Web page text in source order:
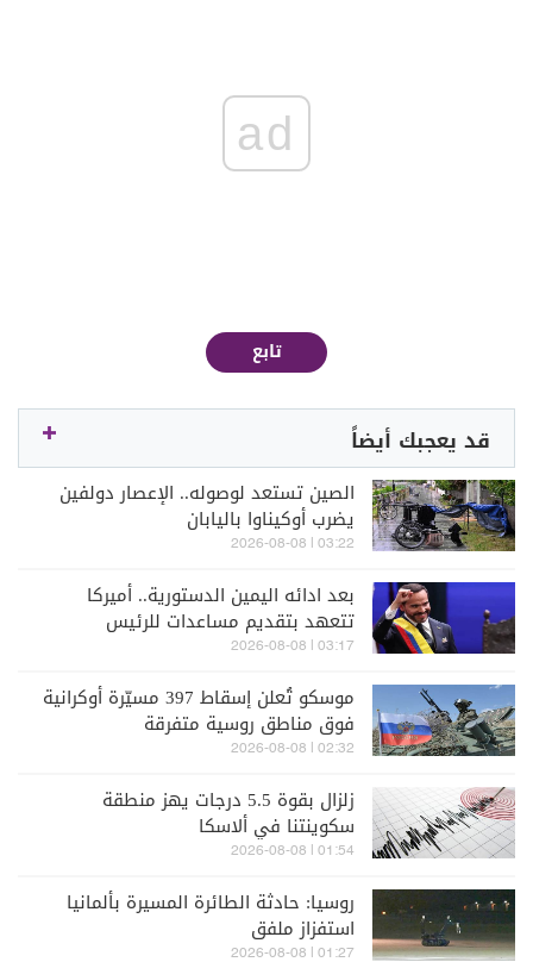
ad
تابع
قد يعجبك أيضاً
الصين تستعد لوصوله.. الإعصار دولفين
يضرب أوكيناوا باليابان
03:22 | 2026-08-08
بعد ادائه اليمين الدستورية.. أميركا
تتعهد بتقديم مساعدات للرئيس
الكولومبي الجديد
03:17 | 2026-08-08
موسكو تُعلن إسقاط 397 مسيّرة أوكرانية
فوق مناطق روسية متفرقة
02:32 | 2026-08-08
زلزال بقوة 5.5 درجات يهز منطقة
سكوينتنا في ألاسكا
01:54 | 2026-08-08
روسيا: حادثة الطائرة المسيرة بألمانيا
استفزاز ملفق
01:27 | 2026-08-08